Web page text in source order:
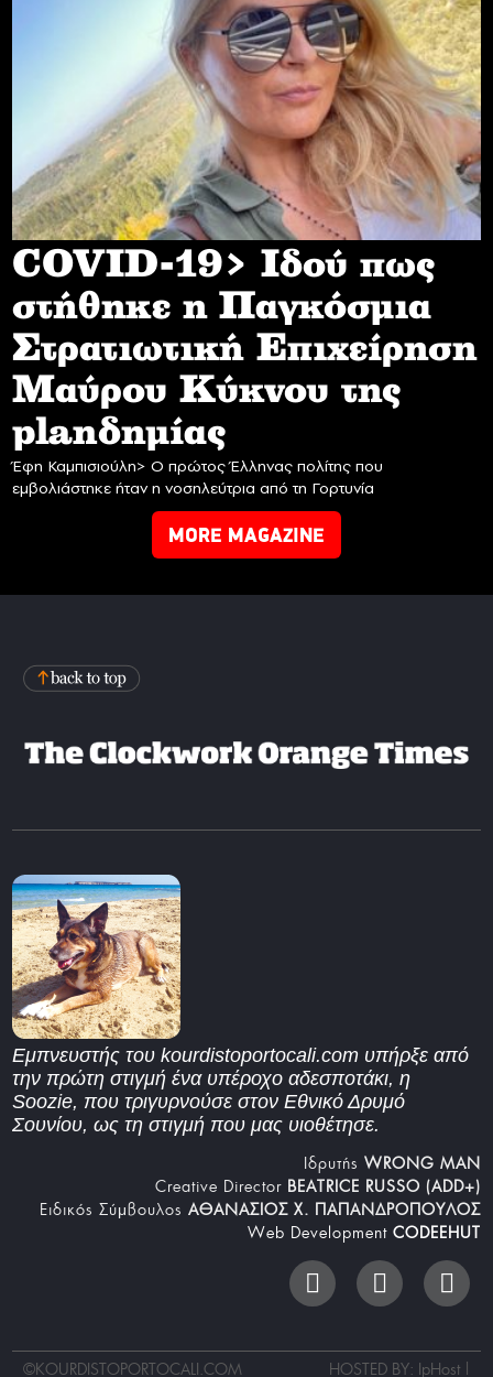
COVID-19> Iδού πως
στήθηκε η Παγκόσμια
Στρατιωτική Επιχείρηση
Mαύρου Κύκνου της
planδημίας
Έφη Καμπισιούλη> Ο πρώτος Έλληνας πολίτης που
εμβολιάστηκε ήταν η νοσηλεύτρια από τη Γορτυνία
MORE MAGAZINE
Εμπνευστής του kourdistoportocali.com υπήρξε από
την πρώτη στιγμή ένα υπέροχο αδεσποτάκι, η
Soozie, που τριγυρνούσε στον Εθνικό Δρυμό
Σουνίου, ως τη στιγμή που μας υιοθέτησε.
Iδρυτής WRONG MAN
Creative Director BEATRICE RUSSO (ADD+)
Ειδικός Σύμβουλος ΑΘΑΝΑΣΙΟΣ Χ. ΠΑΠΑΝΔΡΟΠΟΥΛΟΣ
Web Development CODEEHUT
©KOURDISTOPORTOCALI.COM HOSTED BY: IpHost |